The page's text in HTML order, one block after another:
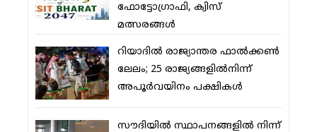
ഫോട്ടോഗ്രാഫി, ക്വിസ്
മത്സരങ്ങള്‍
റിയാദില്‍ രാജ്യാന്തര ഫാല്‍ക്കണ്‍
ലേലം; 25 രാജ്യങ്ങളില്‍നിന്ന്
അപൂര്‍വയിനം പക്ഷികള്‍
സൗദിയില്‍ സ്ഥാപനങ്ങളില്‍ നിന്ന്